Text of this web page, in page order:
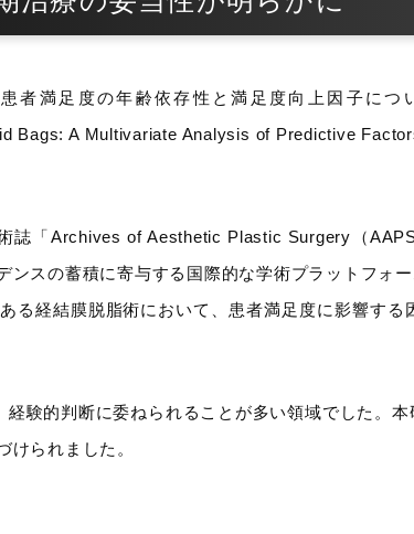
者満足度の年齢依存性と満足度向上因子につ
Bags: A Multivariate Analysis of Predictive
誌「Archives of Aesthetic Plastic Surgery（
スの蓄積に寄与する国際的な学術プラットフォー
る経結膜脱脂術において、患者満足度に影響す
経験的判断に委ねられることが多い領域でした。
けられました。